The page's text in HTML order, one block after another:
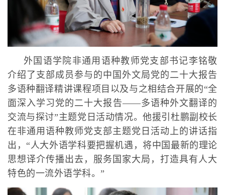
外国语学院非通用语种教师党支部书记李铭敬
介绍了支部成员参与的中国外文局党的二十大报告
多语种翻译精讲课程项目以及与之相结合开展的“全
面深入学习党的二十大报告——多语种外文翻译的
交流与探讨”主题党日活动情况。他援引杜鹏副校长
在非通用语种教师党支部主题党日活动上的讲话指
出，“人大外语学科要把握机遇，将中国最新的理论
思想译介传播出去，服务国家大局，打造具有人大
特色的一流外语学科。”